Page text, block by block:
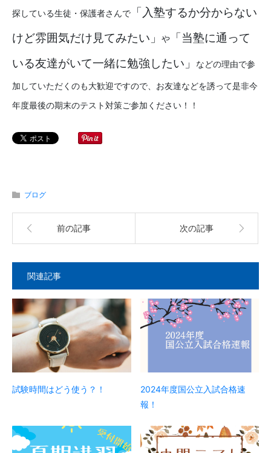
探している生徒・保護者さんで
「入塾するか分からない
けど雰囲気だけ見てみたい」
や
「当塾に通って
いる友達がいて一緒に勉強したい」
などの理由で参
加していただくのも大歓迎ですので、お友達などを誘って是非今
年度最後の期末のテスト対策ご参加ください！！
ブログ
前の記事 次の記事
関連記事
試験時間はどう使う？！
2024年度国公立入試合格速
報！